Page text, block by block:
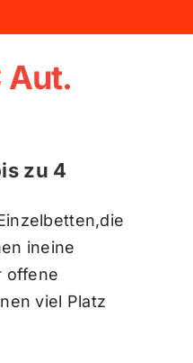
Aut.
zu 4
ineine
offene
viel Platz